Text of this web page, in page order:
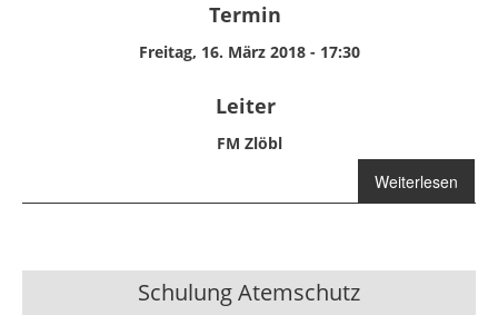
Termin
Freitag, 16. März 2018 - 17:30
Leiter
FM Zlöbl
Weiterlesen
über
Jugendübung
Schulung Atemschutz